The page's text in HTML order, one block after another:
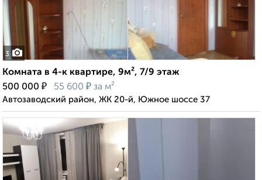
3
Комната в 4-к квартире, 9м², 7/9 этаж
500 000 ₽ 55 600 ₽ за м²
Автозаводский район, ЖК 20-й, Южное шоссе 37